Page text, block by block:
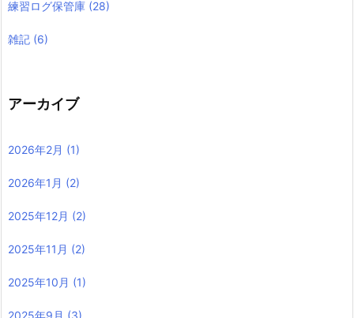
練習ログ保管庫 (28)
雑記 (6)
アーカイブ
2026年2月 (1)
2026年1月 (2)
2025年12月 (2)
2025年11月 (2)
2025年10月 (1)
2025年9月 (3)